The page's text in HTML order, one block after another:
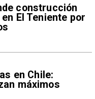
construcción
El Teniente por
en Chile:
máximos